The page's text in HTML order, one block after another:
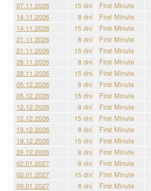
07.11.2026
15 dní First Minute
14.11.2026
8 dní First Minute
14.11.2026
15 dní First Minute
21.11.2026
8 dní First Minute
21.11.2026
15 dní First Minute
28.11.2026
8 dní First Minute
28.11.2026
15 dní First Minute
05.12.2026
8 dní First Minute
05.12.2026
15 dní First Minute
12.12.2026
8 dní First Minute
12.12.2026
15 dní First Minute
19.12.2026
8 dní First Minute
19.12.2026
15 dní First Minute
26.12.2026
8 dní First Minute
02.01.2027
8 dní First Minute
02.01.2027
15 dní First Minute
09.01.2027
8 dní First Minute